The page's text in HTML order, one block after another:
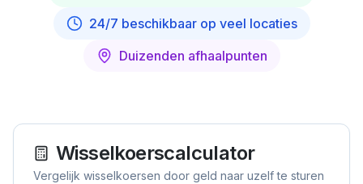
24/7 beschikbaar op veel locaties
Duizenden afhaalpunten
Wisselkoerscalculator
Vergelijk wisselkoersen door geld naar uzelf te sturen